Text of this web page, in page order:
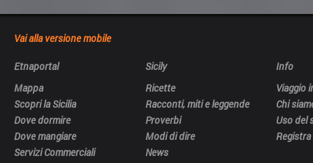
Vai alla versione mobile
Etnaportal
Mappa
Scopri la Sicilia
Dove dormire
Dove mangiare
Servizi Commerciali
Sicily
Ricette
Racconti, miti e leggende
Proverbi
Modi di dire
News
Info
Viaggio
Chi
Uso del